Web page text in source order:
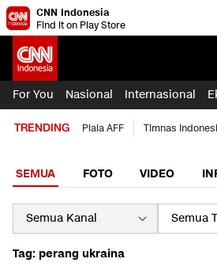
CNN Indonesia
Find it on Play Store
For You Nasional Internasional
TRENDING Piala AFF Timnas
SEMUA FOTO VIDEO
Tag: perang ukraina